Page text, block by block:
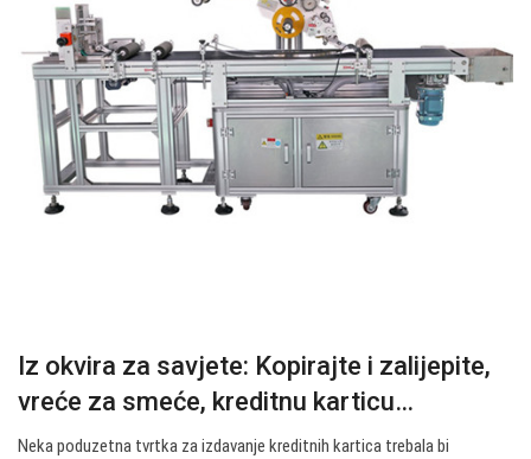
Iz okvira za savjete: Kopirajte i zalijepite,
vreće za smeće, kreditnu karticu…
Neka poduzetna tvrtka za izdavanje kreditnih kartica trebala bi